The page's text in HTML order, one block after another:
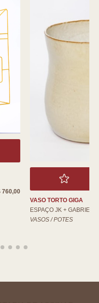
760,00
VASO TORTO GIGA
ESPAÇO JK + GABRIEL
VASOS / POTES